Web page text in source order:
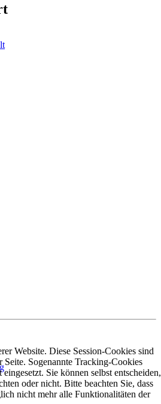
Website. Diese Session-Cookies sind
Seite. Sogenannte Tracking-Cookies
Sie können selbst entscheiden,
oder nicht. Bitte beachten Sie, dass
nicht mehr alle Funktionalitäten der